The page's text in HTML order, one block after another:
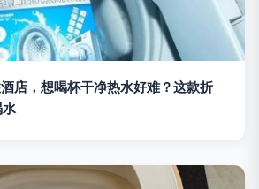
店，想喝杯干净热水好难？这款折